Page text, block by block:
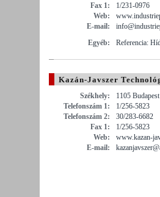
Fax 1:
1/231-0976
Web:
E-mail:
Egyéb:
Referencia:
Kazán-Javszer
Székhely:
1105
Telefonszám 1:
1/256-5823
Telefonszám 2:
30/283-6682
Fax 1:
1/256-5823
Web:
www.kazan-
E-mail: